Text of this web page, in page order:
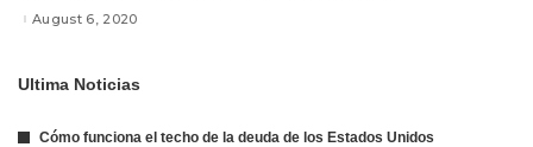
August 6, 2020
Ultima Noticias
Cómo funciona el techo de la deuda de los Estados Unidos